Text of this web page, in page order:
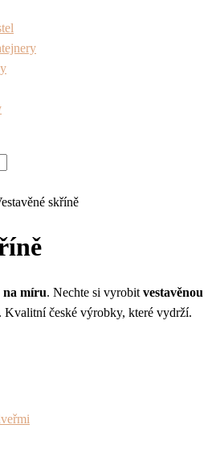
skříně
na míru. Nechte si vyrobit vestavěnou
Kvalitní české výrobky, které vydrží.